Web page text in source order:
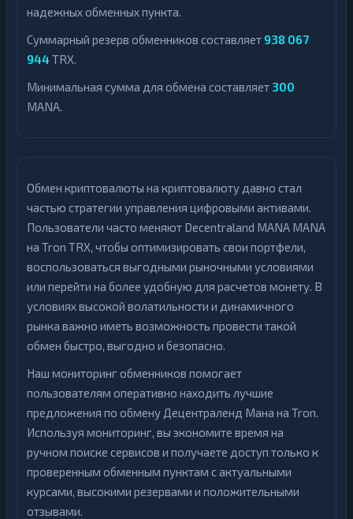
надежных обменных пункта.
Суммарный резерв обменников составляет 938 067
944TRX.
Минимальная сумма для обмена составляет 300
MANA.
Обмен криптовалюты на криптовалюту давно стал
частью стратегии управления цифровыми активами.
Пользователи часто меняют Decentraland MANA MANA
на Tron TRX, чтобы оптимизировать свои портфели,
воспользоваться выгодными рыночными условиями
или перейти на более удобную для расчетов монету. В
условиях высокой волатильности и динамичного
рынка важно иметь возможность провести такой
обмен быстро, выгодно и безопасно.
Наш мониторинг обменников помогает
пользователям оперативно находить лучшие
предложения по обмену Децентраленд Мана на Tron.
Используя мониторинг, вы экономите время на
ручном поиске сервисов и получаете доступ только к
проверенным обменным пунктам с актуальными
курсами, высокими резервами и положительными
отзывами.